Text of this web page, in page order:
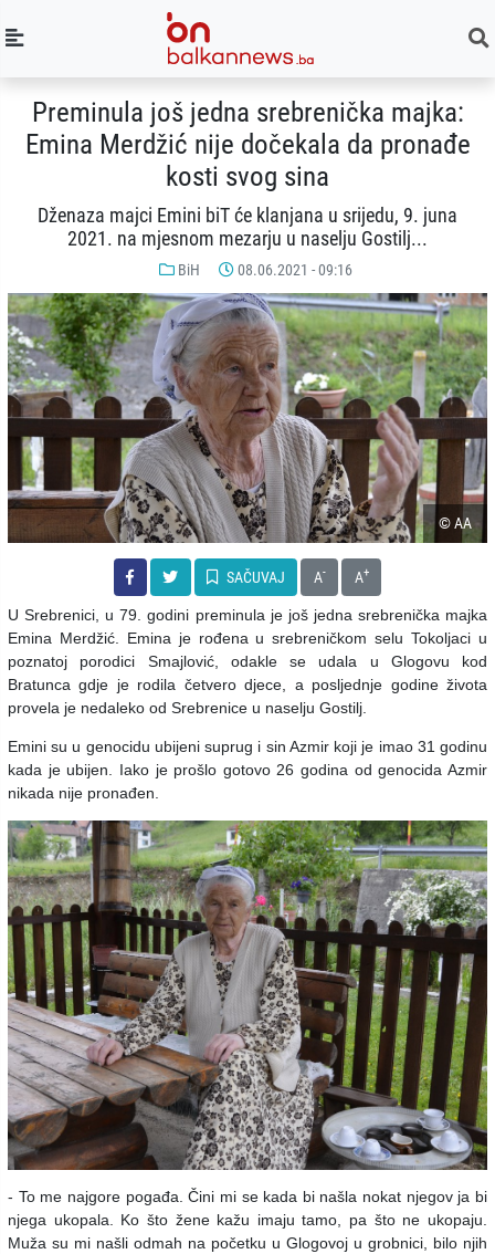
Preminula još jedna srebrenička majka:
Emina Merdžić nije dočekala da pronađe
kosti svog sina
Dženaza majci Emini biT će klanjana u srijedu, 9. juna
2021. na mjesnom mezarju u naselju Gostilj...
BiH 08.06.2021 - 09:16
© AA
SAČUVAJ A- A+
U Srebrenici, u 79. godini preminula je još jedna srebrenička majka
Emina Merdžić. Emina je rođena u srebreničkom selu Tokoljaci u
poznatoj porodici Smajlović, odakle se udala u Glogovu kod
Bratunca gdje je rodila četvero djece, a posljednje godine života
provela je nedaleko od Srebrenice u naselju Gostilj.
Emini su u genocidu ubijeni suprug i sin Azmir koji je imao 31 godinu
kada je ubijen. Iako je prošlo gotovo 26 godina od genocida Azmir
nikada nije pronađen.
- To me najgore pogađa. Čini mi se kada bi našla nokat njegov ja bi
njega ukopala. Ko što žene kažu imaju tamo, pa što ne ukopaju.
Muža su mi našli odmah na početku u Glogovoj u grobnici, bilo njih